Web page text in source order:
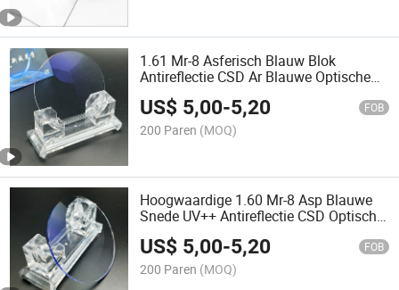
1.61 Mr-8 Asferisch Blauw Blok
Antireflectie CSD Ar Blauwe Optische
Glazen Lens
US$ 5,00-5,20 FOB
200 Paren (MOQ)
Hoogwaardige 1.60 Mr-8 Asp Blauwe
Snede UV++ Antireflectie CSD Optische
Brillenglazen
US$ 5,00-5,20 FOB
200 Paren (MOQ)